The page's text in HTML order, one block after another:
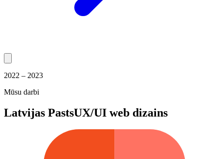
2022 – 2023
Mūsu darbi
Latvijas PastsUX/UI web dizains